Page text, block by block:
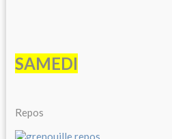
SAMEDI
Repos